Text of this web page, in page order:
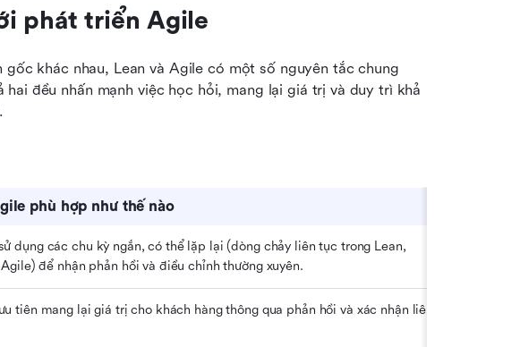
phát triển Agile
gốc khác nhau, Lean và Agile có một số nguyên tắc chung
đều nhấn mạnh việc học hỏi, mang lại giá trị và duy trì khả
phù hợp như thế nào
dụng các chu kỳ ngắn, có thể lặp lại (dòng chảy liên tục trong Lean,
để nhận phản hồi và điều chỉnh thường xuyên.
tiên mang lại giá trị cho khách hàng thông qua phản hồi và xác nhận liên